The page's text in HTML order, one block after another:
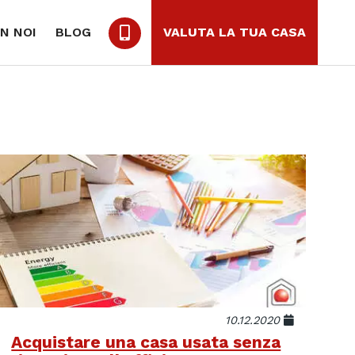
NOI BLOG VALUTA LA TUA CASA
10.12.2020
Acquistare una casa usata senza